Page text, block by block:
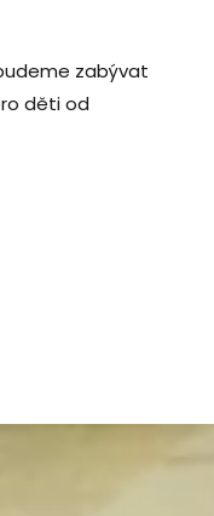
zabývat
děti od